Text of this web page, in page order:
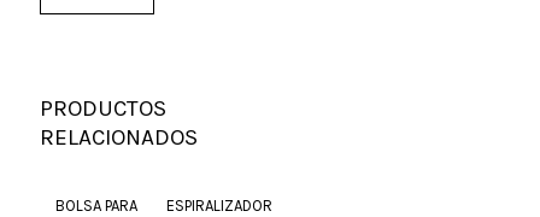
PRODUCTOS
RELACIONADOS
BOLSA PARA
ESPIRALIZADOR